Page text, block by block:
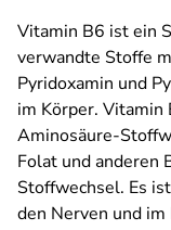
Vitamin B6 ist ein
verwandte Stoffe
Pyridoxamin und
im Körper. Vitamin
Aminosäure-
Folat und anderen
Stoffwechsel. Es
den Nerven und